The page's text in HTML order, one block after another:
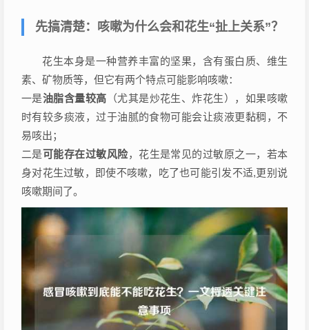
先搞清楚：咳嗽为什么会和花生“扯上关系”？
花生本身是一种营养丰富的坚果，含有蛋白质、维生
素、矿物质等，但它有两个特点可能影响咳嗽：
一是油脂含量较高 （尤其是炒花生、炸花生），如果咳嗽
时有较多痰液，过于油腻的食物可能会让痰液更黏稠，不
易咳出；
二是可能存在过敏风险，花生是常见的过敏原之一，若本
身对花生过敏，即使不咳嗽，吃了也可能引发不适,更别说
咳嗽期间了。